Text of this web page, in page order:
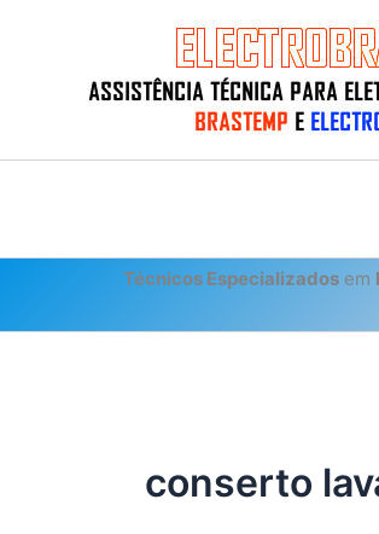
Técnicos Especializados em
conserto